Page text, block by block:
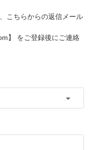
こちらからの返信メール
】 をご登録後にご連絡